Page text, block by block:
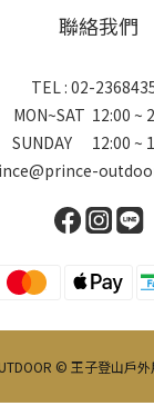
聯絡我們
TEL : 02-
MON~SAT 12:00 ~
SUNDAY 12:00 ~
© 王子登山戶